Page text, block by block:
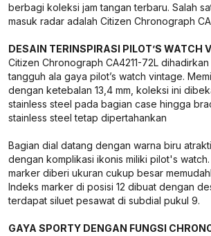
berbagi koleksi jam tangan terbaru. Salah
masuk radar adalah Citizen Chronograph
DESAIN TERINSPIRASI PILOT’S WATCH
Citizen Chronograph CA4211-72L
tangguh ala gaya pilot’s watch vintage.
dengan ketebalan 13,4 mm, koleksi ini
stainless steel pada bagian case hingga
stainless steel tetap dipertahankan
Bagian dial datang dengan warna biru
dengan komplikasi ikonis miliki pilot's
marker diberi ukuran cukup besar
Indeks marker di posisi 12 dibuat dengan
terdapat siluet pesawat di subdial pukul 9.
GAYA SPORTY DENGAN FUNGSI